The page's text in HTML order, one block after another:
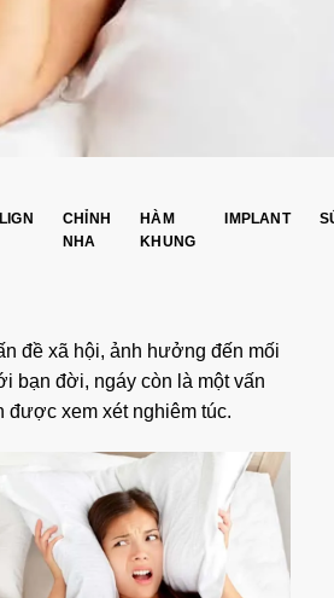
CHỈNH
NHA
HÀM
KHUNG
IMPLANT
đề xã hội, ảnh hưởng đến mối
bạn đời, ngáy còn là một vấn
được xem xét nghiêm túc.